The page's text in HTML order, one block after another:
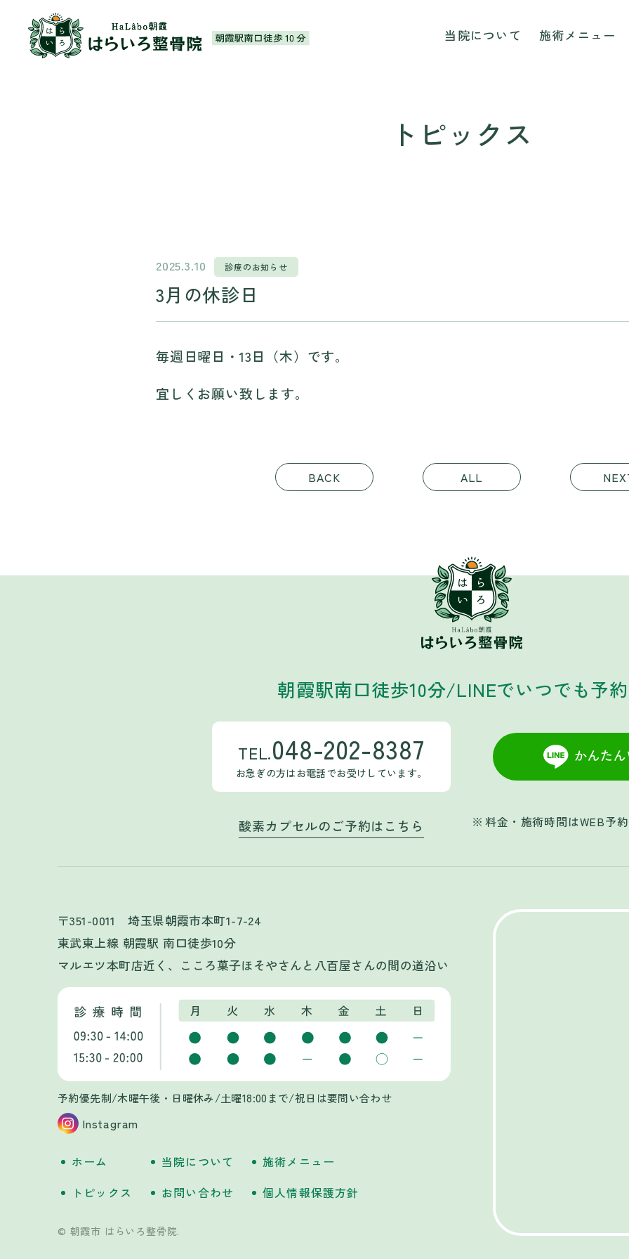
当院について 施術メニュー
トピックス
2025.3.10 診療のお知らせ
3月の休診日
毎週日曜日・13日（木）です。
宜しくお願い致します。
BACK ALL
朝霞駅南口徒歩10分/LINEでいつでも予
酸素カプセルのご予約はこちら
TEL.048-202-8387
お急ぎの方はお電話でお受けしています。
料金・施術時間はWEB予
〒351-0011 埼玉県朝霞市本町1-7-24
東武東上線 朝霞駅 南口徒歩10分
マルエツ本町店近く、こころ菓子ほそやさんと八百屋さんの間の道沿い
予約優先制/木曜午後・日曜休み/土曜18:00まで/祝日は要問い合わせ
Instagram
ホーム 当院について
施術メニュー
トピックス
お問い合わせ 個人情報保護方針
© 朝霞市 はらいろ整骨院.